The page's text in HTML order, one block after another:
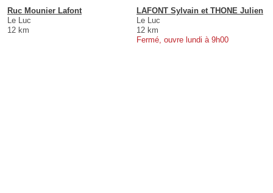
Ruc Mounier Lafont
Le Luc
12 km
LAFONT Sylvain et THONE Julien
Le Luc
12 km
Fermé, ouvre lundi à 9h00